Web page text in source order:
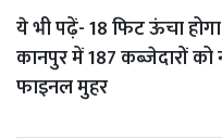
ये भी पढ़ें-18 फिट ऊंचा
कानपुर में 187 कब्जेदारों को
फाइनल मुहर